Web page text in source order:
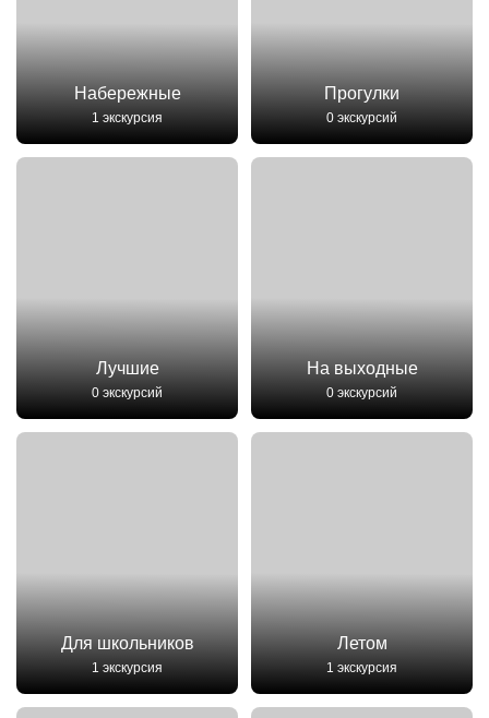
Набережные
1 экскурсия
Прогулки
0 экскурсий
Лучшие
0 экскурсий
На выходные
0 экскурсий
Для школьников
1 экскурсия
Летом
1 экскурсия